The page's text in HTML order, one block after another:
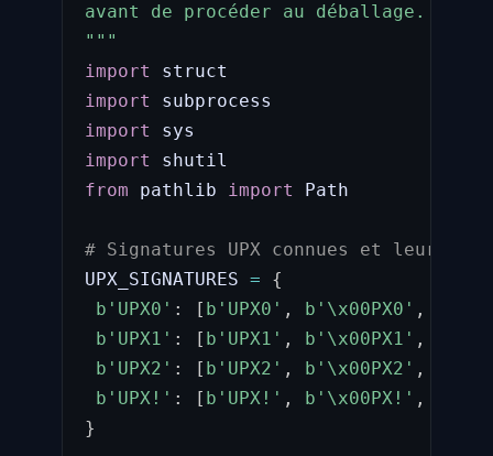
avant de procéder au déballage.
"""
import
import
import
import
from pathlib import Path
# Signatures UPX connues et leurs
UPX_SIGNATURES =
{
b'UPX0' : [ b'UPX0' , b'\x00PX0' ,
b'UPX1' : [ b'UPX1' , b'\x00PX1' ,
b'UPX2' : [ b'UPX2' , b'\x00PX2' ,
b'UPX!' : [ b'UPX!' , b'\x00PX!' ,
}